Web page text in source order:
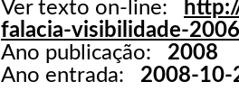
Ver texto on-line:
falacia-visibilidade-
Ano publicação: 2008
Ano entrada: 2008-10-